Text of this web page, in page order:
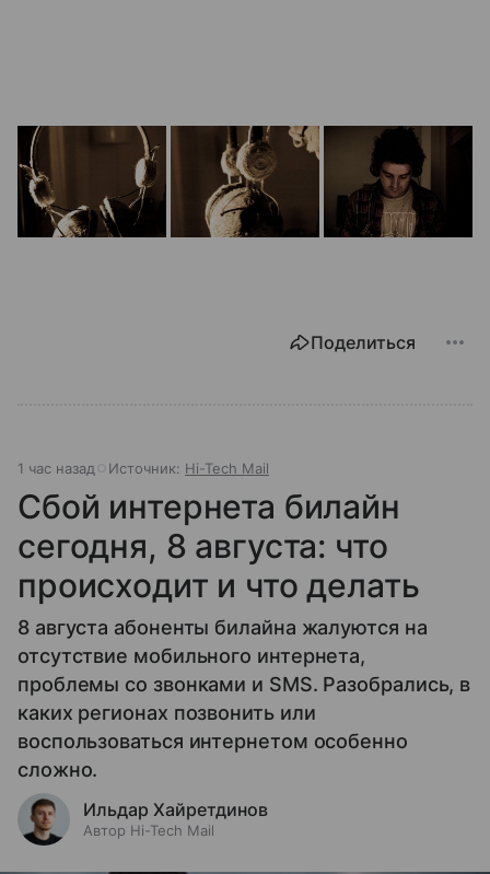
Поделиться
1 час назад Источник: Hi-Tech Mail
Сбой интернета билайн
сегодня, 8 августа: что
происходит и что делать
8 августа абоненты билайна жалуются на
отсутствие мобильного интернета,
проблемы со звонками и SMS. Разобрались, в
каких регионах позвонить или
воспользоваться интернетом особенно
сложно.
Ильдар Хайретдинов
Автор Hi-Tech Mail